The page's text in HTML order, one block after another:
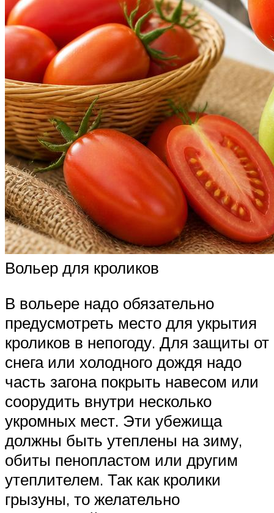
Вольер для кроликов
В вольере надо обязательно
предусмотреть место для укрытия
кроликов в непогоду. Для защиты от
снега или холодного дождя надо
часть загона покрыть навесом или
соорудить внутри несколько
укромных мест. Эти убежища
должны быть утеплены на зиму,
обиты пенопластом или другим
утеплителем. Так как кролики
грызуны, то желательно